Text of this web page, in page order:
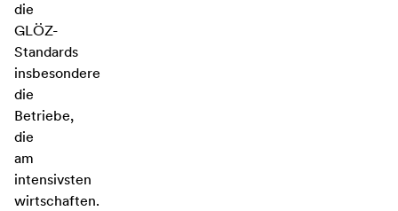
die
GLÖZ-
Standards
insbesondere
die
Betriebe,
die
am
intensivsten
wirtschaften.